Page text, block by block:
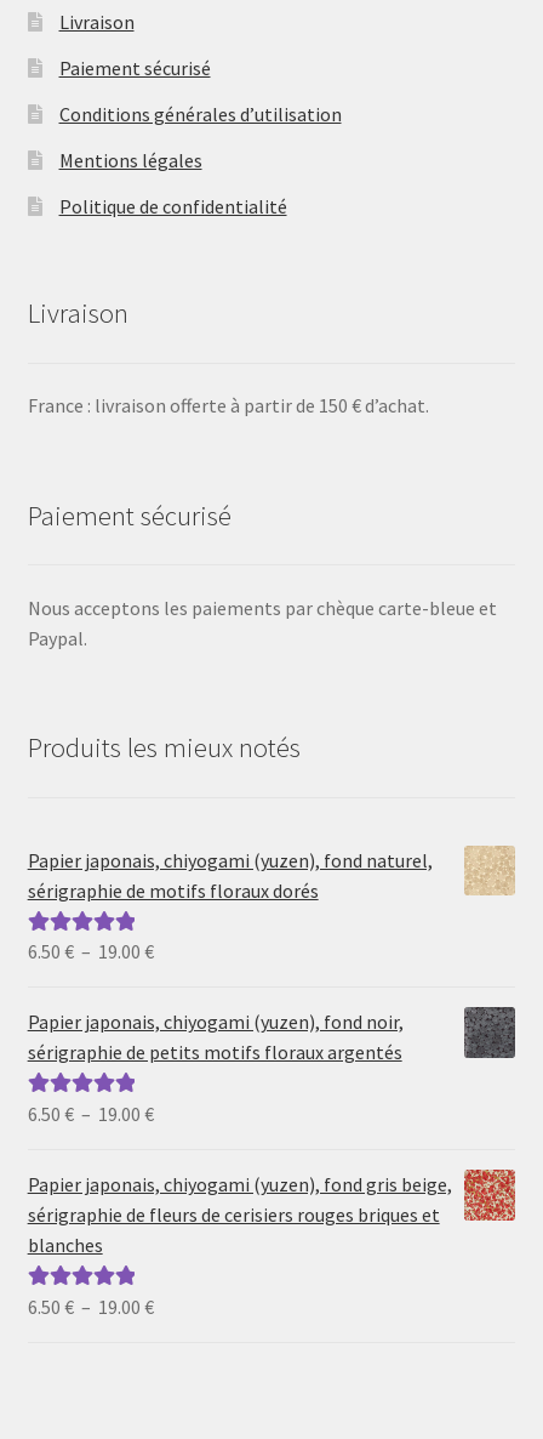
Livraison
Paiement sécurisé
Conditions générales d’utilisation
Mentions légales
Politique de confidentialité
Livraison
France : livraison offerte à partir de 150 € d’achat.
Paiement sécurisé
Nous acceptons les paiements par chèque carte-bleue et
Paypal.
Produits les mieux notés
Papier japonais, chiyogami (yuzen), fond naturel,
sérigraphie de motifs floraux dorés
Note5.00sur
6.50 € – 19.00 €Plage
prix :
6.50 €
19.00 €
Papier japonais, chiyogami (yuzen), fond noir,
sérigraphie de petits motifs floraux argentés
Note5.00sur
6.50 € – 19.00 €Plage
prix :
6.50 €
Papier japonais, chiyogami (yuzen), fond gris beige,
sérigraphie de fleurs de cerisiers rouges briques et
blanches
Note5.00sur
6.50 € – 19.00 €Plage